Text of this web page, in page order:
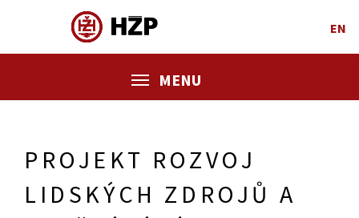
EN
MENU
PROJEKT ROZVOJ
LIDSKÝCH ZDROJŮ A